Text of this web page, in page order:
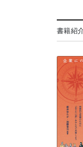
書籍紹